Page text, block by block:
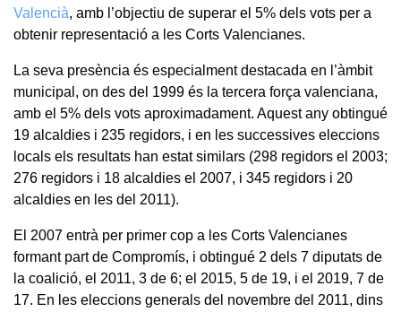
Valencià, amb l’objectiu de superar el 5% dels vots per a
obtenir representació a les Corts Valencianes.
La seva presència és especialment destacada en l’àmbit
municipal, on des del 1999 és la tercera força valenciana,
amb el 5% dels vots aproximadament. Aquest any obtingué
19 alcaldies i 235 regidors, i en les successives eleccions
locals els resultats han estat similars (298 regidors el 2003;
276 regidors i 18 alcaldies el 2007, i 345 regidors i 20
alcaldies en les del 2011).
El 2007 entrà per primer cop a les Corts Valencianes
formant part de Compromís, i obtingué 2 dels 7 diputats de
la coalició, el 2011, 3 de 6; el 2015, 5 de 19, i el 2019, 7 de
17. En les eleccions generals del novembre del 2011, dins